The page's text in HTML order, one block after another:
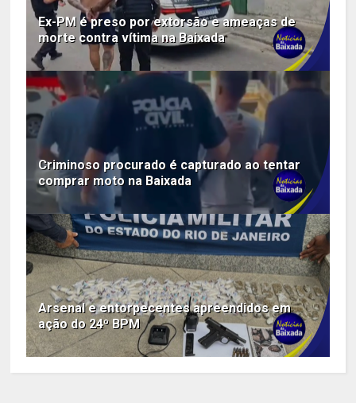
Ex-PM é preso por extorsão e ameaças de
morte contra vítima na Baixada
Criminoso procurado é capturado ao tentar
comprar moto na Baixada
Arsenal e entorpecentes apreendidos em
ação do 24º BPM